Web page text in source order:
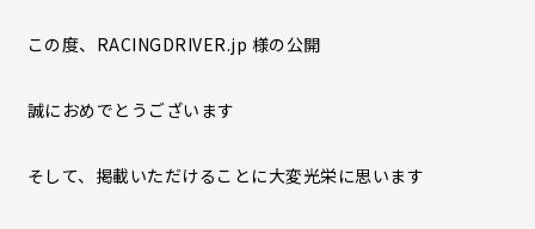
この度、RACINGDRIVER.jp 様の公開
誠におめでとうございます
そして、掲載いただけることに大変光栄に思います